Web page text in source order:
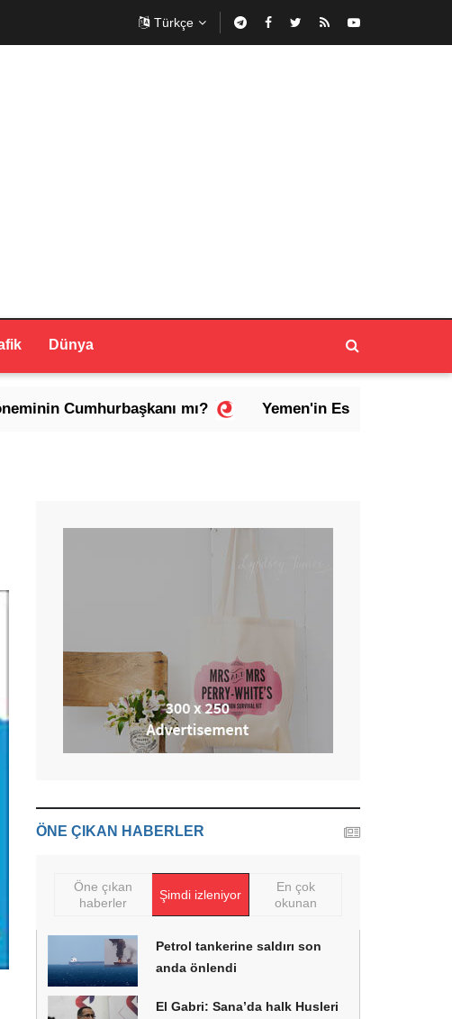
Türkçe
Dünya
mı? Yemen'in Eski Cumhurbaşkanı
ÖNE ÇIKAN HABERLER
Öne çıkan
haberler
Şimdi izleniyor
En çok
okunan
Petrol tankerine saldırı son
anda önlendi
El Gabri: Sana’da halk Husleri